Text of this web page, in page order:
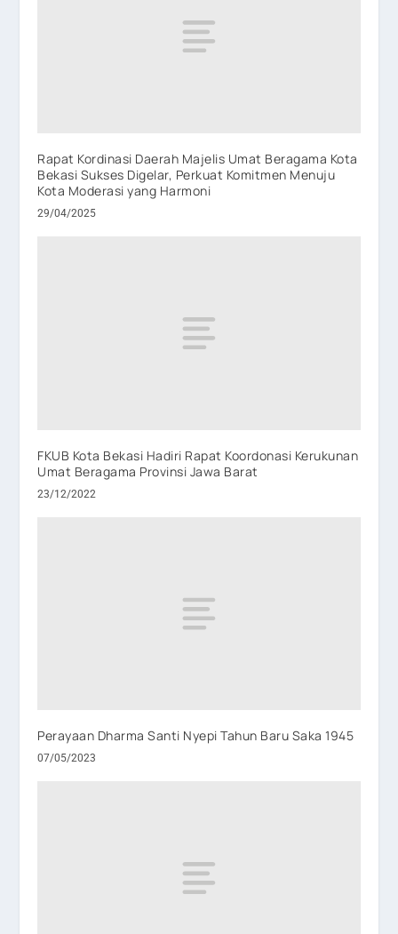
Rapat Kordinasi Daerah Majelis Umat Beragama Kota
Bekasi Sukses Digelar, Perkuat Komitmen Menuju
Kota Moderasi yang Harmoni
29/04/2025
FKUB Kota Bekasi Hadiri Rapat Koordonasi Kerukunan
Umat Beragama Provinsi Jawa Barat
23/12/2022
Perayaan Dharma Santi Nyepi Tahun Baru Saka 1945
07/05/2023